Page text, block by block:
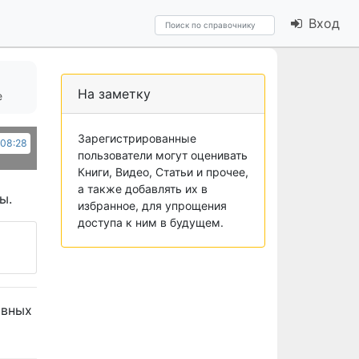
Вход
На заметку
Зарегистрированные
пользователи могут оценивать
Книги, Видео, Статьи и прочее,
а также добавлять их в
избранное, для упрощения
доступа к ним в будущем.